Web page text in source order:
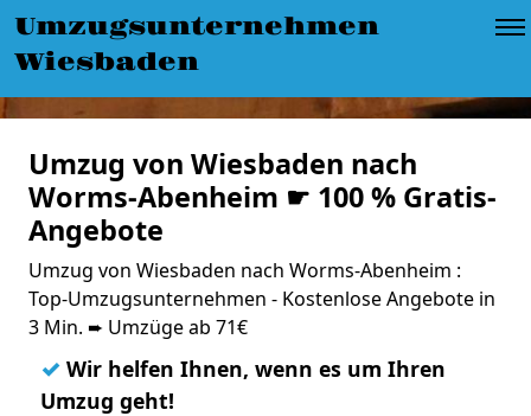
Umzugsunternehmen
Wiesbaden
Umzug von Wiesbaden nach
Worms-Abenheim ☛ 100 % Gratis-
Angebote
Umzug von Wiesbaden nach Worms-Abenheim :
Top-Umzugsunternehmen - Kostenlose Angebote in
3 Min. ➨ Umzüge ab 71€
✓ Wir helfen Ihnen, wenn es um Ihren
Umzug geht!